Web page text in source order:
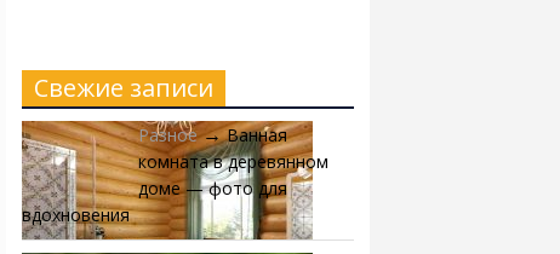
Свежие записи
Разное → Ванная
комната в деревянном
доме — фото для
вдохновения